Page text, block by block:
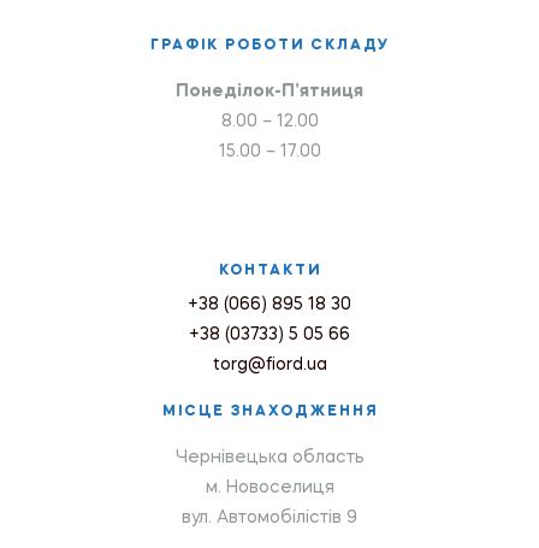
ГРАФІК РОБОТИ СКЛАДУ
Понеділок-П’ятниця
8.00 – 12.00
15.00 – 17.00
КОНТАКТИ
+38 (066) 895 18 30
+38 (03733) 5 05 66
torg@fiord.ua
МІСЦЕ ЗНАХОДЖЕННЯ
Чернівецька область
м. Новоселиця
вул. Автомобілістів 9